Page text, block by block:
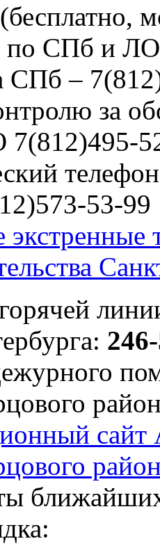
СПб и ЛО
СПб –
за
53-99
сайт